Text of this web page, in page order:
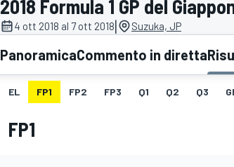
MOTOGP WEC
2018 Formula 1 GP del
4 ott 2018 al 7 ott 2018| Suzuka, JP
PanoramicaCommento in diretta
EL FP1 FP2 FP3 Q1 Q2 Q3
FP1